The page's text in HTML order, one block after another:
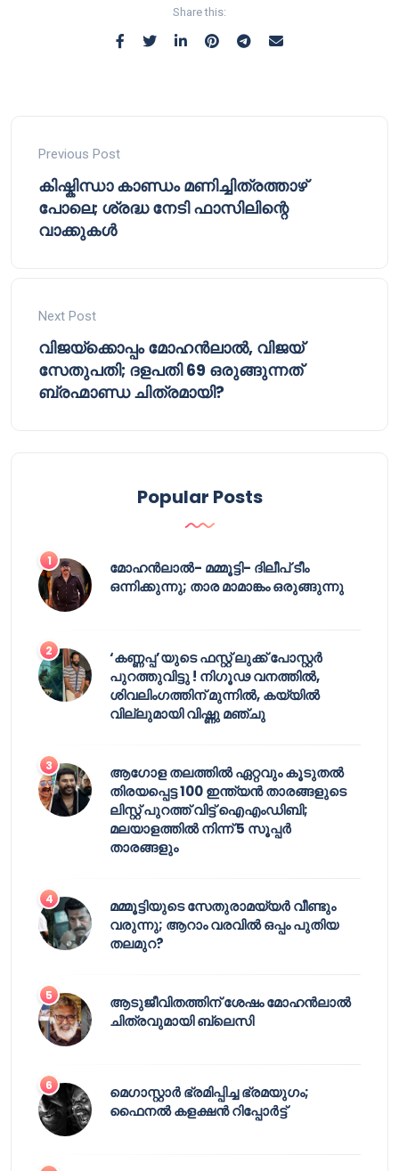
Share this:
Previous Post
കിഷ്കിന്ധാ കാണ്ഡം മണിച്ചിത്രത്താഴ്
പോലെ; ശ്രദ്ധ നേടി ഫാസിലിന്റെ
വാക്കുകൾ
Next Post
വിജയ്‌ക്കൊപ്പം മോഹൻലാൽ, വിജയ്
സേതുപതി; ദളപതി 69 ഒരുങ്ങുന്നത്
ബ്രഹ്മാണ്ഡ ചിത്രമായി?
Popular Posts
മോഹൻലാൽ- മമ്മൂട്ടി- ദിലീപ് ടീം
ഒന്നിക്കുന്നു; താര മാമാങ്കം ഒരുങ്ങുന്നു
‘കണ്ണപ്പ’യുടെ ഫസ്റ്റ് ലുക്ക് പോസ്റ്റർ
പുറത്തുവിട്ടു ! നിഗൂഢ വനത്തിൽ,
ശിവലിംഗത്തിന് മുന്നിൽ, കയ്യിൽ
വില്ലുമായി വിഷ്ണു മഞ്ചു
ആഗോള തലത്തിൽ ഏറ്റവും കൂടുതൽ
തിരയപ്പെട്ട 100 ഇന്ത്യൻ താരങ്ങളുടെ
ലിസ്റ്റ് പുറത്ത് വിട്ട് ഐഎംഡിബി;
മലയാളത്തിൽ നിന്ന് 5 സൂപ്പർ
താരങ്ങളും
മമ്മൂട്ടിയുടെ സേതുരാമയ്യർ വീണ്ടും
വരുന്നു; ആറാം വരവിൽ ഒപ്പം പുതിയ
തലമുറ?
ആടുജീവിതത്തിന് ശേഷം മോഹൻലാൽ
ചിത്രവുമായി ബ്ലെസി
മെഗാസ്റ്റാർ ഭ്രമിപ്പിച്ച ഭ്രമയുഗം;
ഫൈനൽ കളക്ഷൻ റിപ്പോർട്ട്